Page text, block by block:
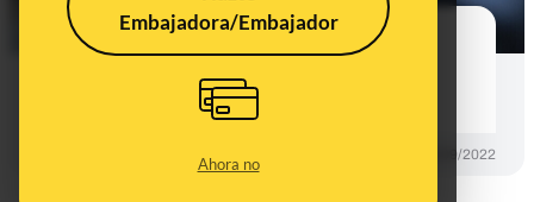
Embajadora/Embajador
Ahora no
Muere la reina Isabel II: cómo
situación de crisis
08/09/2022